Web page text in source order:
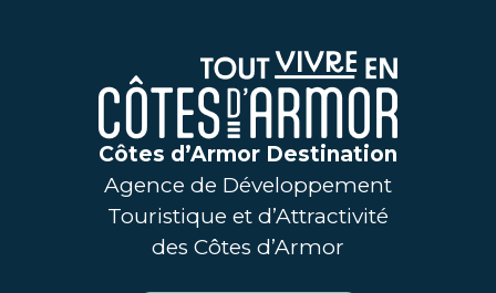
Côtes d’Armor Destination
Agence de Développement
Touristique et d’Attractivité
des Côtes d’Armor